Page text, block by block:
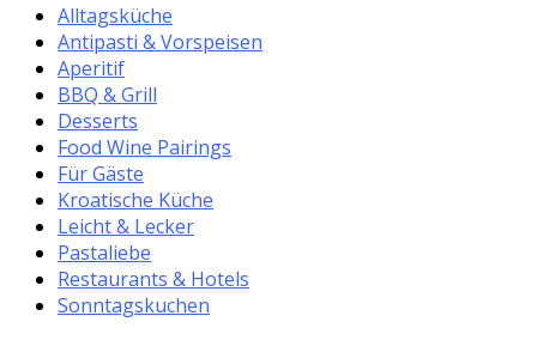
Alltagsküche
Antipasti & Vorspeisen
Aperitif
BBQ & Grill
Desserts
Food Wine Pairings
Für Gäste
Kroatische Küche
Leicht & Lecker
Pastaliebe
Restaurants & Hotels
Sonntagskuchen